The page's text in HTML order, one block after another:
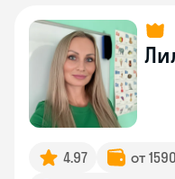
4.97
от